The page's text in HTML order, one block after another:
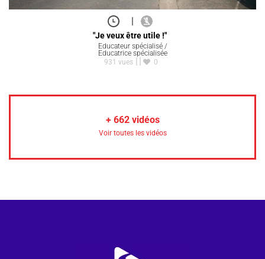
|
"Je veux être utile !"
Educateur spécialisé /
Educatrice spécialisée
931 vues
0
+ 662vidéos
Voir toutes les vidéos